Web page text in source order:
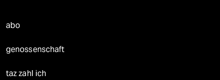
abo
genossenschaft
taz zahl ich